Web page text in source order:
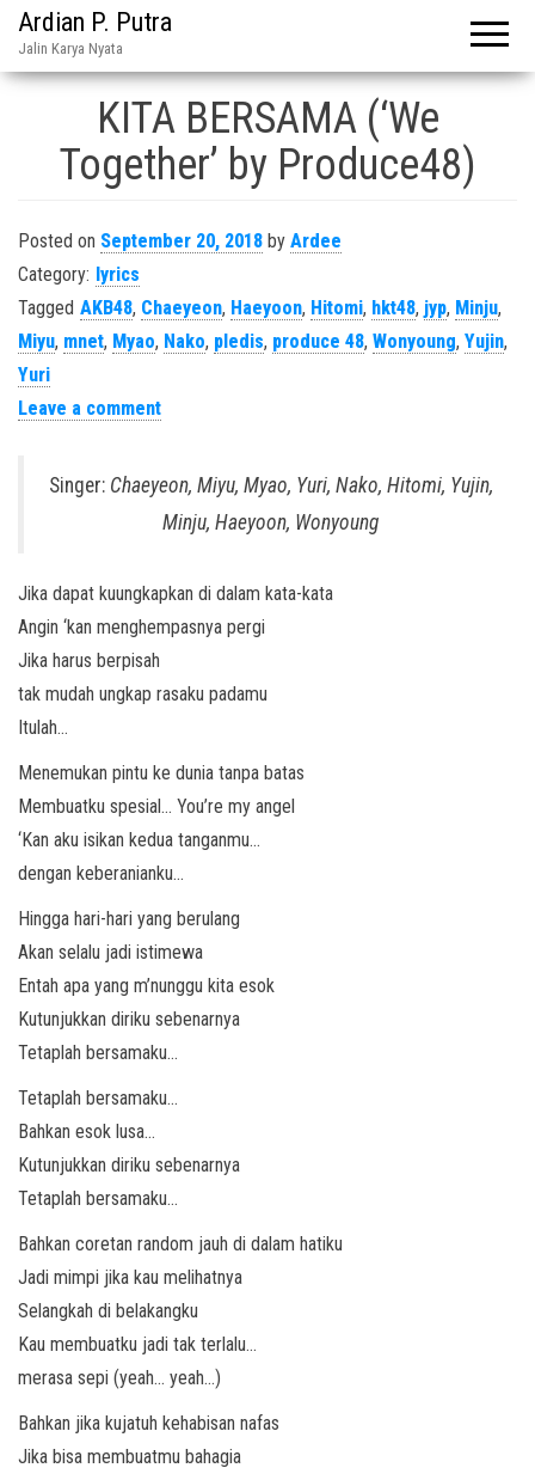
Ardian P. Putra
Jalin Karya Nyata
KITA BERSAMA (‘We
Together’ by Produce48)
Posted on September 20, 2018 by Ardee
Category: lyrics
Tagged AKB48, Chaeyeon, Haeyoon, Hitomi, hkt48, jyp, Minju,
Miyu, mnet, Myao, Nako, pledis, produce 48, Wonyoung, Yujin,
Yuri
Leave a comment
Singer: Chaeyeon, Miyu, Myao, Yuri, Nako, Hitomi, Yujin,
Minju, Haeyoon, Wonyoung
Jika dapat kuungkapkan di dalam kata-kata
Angin ‘kan menghempasnya pergi
Jika harus berpisah
tak mudah ungkap rasaku padamu
Itulah…
Menemukan pintu ke dunia tanpa batas
Membuatku spesial… You’re my angel
‘Kan aku isikan kedua tanganmu…
dengan keberanianku…
Hingga hari-hari yang berulang
Akan selalu jadi istimewa
Entah apa yang m’nunggu kita esok
Kutunjukkan diriku sebenarnya
Tetaplah bersamaku…
Tetaplah bersamaku…
Bahkan esok lusa…
Kutunjukkan diriku sebenarnya
Tetaplah bersamaku…
Bahkan coretan random jauh di dalam hatiku
Jadi mimpi jika kau melihatnya
Selangkah di belakangku
Kau membuatku jadi tak terlalu…
merasa sepi (yeah… yeah…)
Bahkan jika kujatuh kehabisan nafas
Jika bisa membuatmu bahagia